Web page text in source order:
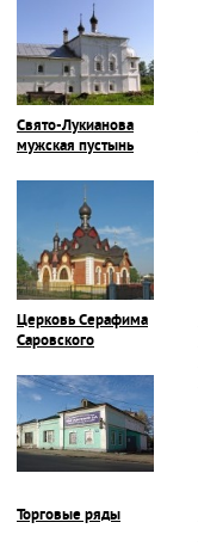
Свято-Лукианова
мужская пустынь
Церковь Серафима
Саровского
Торговые ряды